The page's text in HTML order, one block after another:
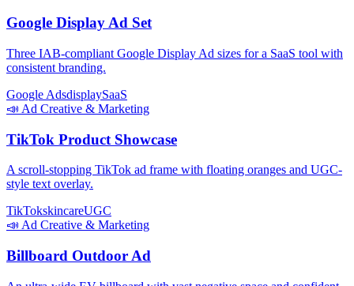
Google Display Ad Set
Three IAB-compliant Google Display Ad sizes for a SaaS tool with
consistent branding.
Google AdsdisplaySaaS
📣 Ad Creative & Marketing
TikTok Product Showcase
A scroll-stopping TikTok ad frame with floating oranges and UGC-
style text overlay.
TikTokskincareUGC
📣 Ad Creative & Marketing
Billboard Outdoor Ad